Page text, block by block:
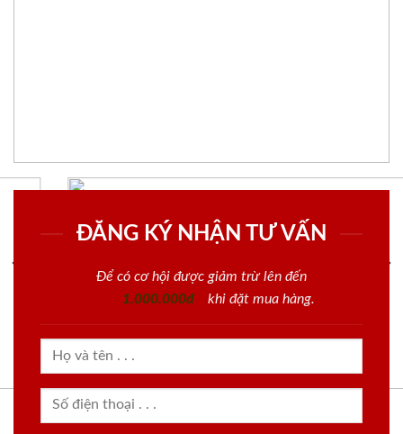
ĐĂNG KÝ NHẬN TƯ VẤN
Để có cơ hội được giảm trừ lên đến
1.000.000đ
khi đặt mua hàng.